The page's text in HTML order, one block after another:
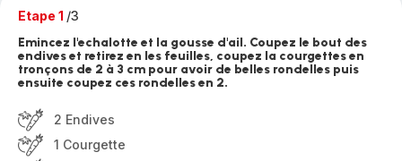
Etape 1 /3
Emincez l'echalotte et la gousse d'ail. Coupez le bout des
endives et retirez en les feuilles, coupez la courgettes en
tronçons de 2 à 3 cm pour avoir de belles rondelles puis
ensuite coupez ces rondelles en 2.
2 Endives
1 Courgette